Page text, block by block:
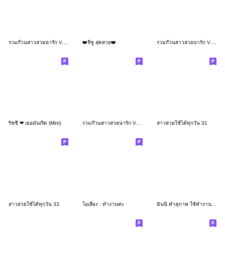
❤️จีซู สุดสวย❤️
ริชชี่ ❤ เธอมันเริ่ด (Mini) รวมก๊วนสาวสวยน่ารัก V.13 (Big) สาวสวยใช้ได้ทุกวัน 31
สาวสวยใช้ได้ทุกวัน 33 โอเลี้ยง : ทำงานค่ะ มินนี่ คำสุภาพ ใช้ทำงานค่ะ 4_11